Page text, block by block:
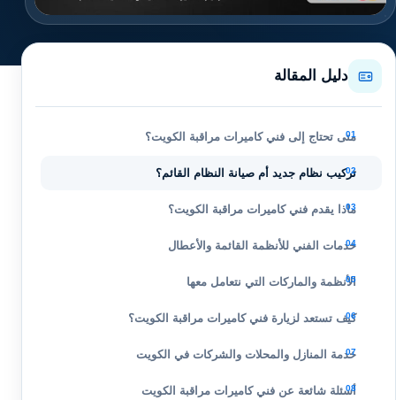
دليل المقالة
متى تحتاج إلى فني كاميرات مراقبة الكويت؟
تركيب نظام جديد أم صيانة النظام القائم؟
ماذا يقدم فني كاميرات مراقبة الكويت؟
خدمات الفني للأنظمة القائمة والأعطال
الأنظمة والماركات التي نتعامل معها
كيف تستعد لزيارة فني كاميرات مراقبة الكويت؟
خدمة المنازل والمحلات والشركات في الكويت
أسئلة شائعة عن فني كاميرات مراقبة الكويت